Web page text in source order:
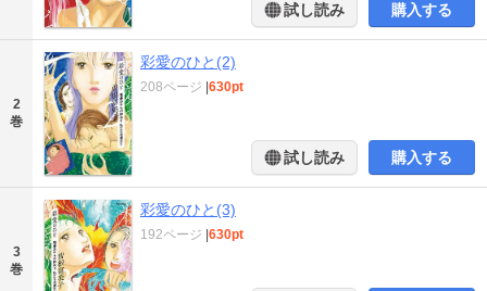
試し読み 購入する
2
巻
彩愛のひと(2)
208ページ 630pt
試し読み 購入する
3
巻
彩愛のひと(3)
192ページ 630pt